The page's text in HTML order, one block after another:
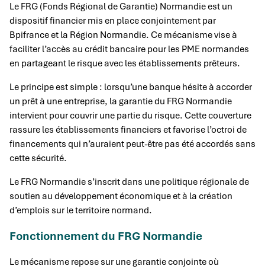
Le FRG (Fonds Régional de Garantie) Normandie est un
dispositif financier mis en place conjointement par
Bpifrance et la Région Normandie. Ce mécanisme vise à
faciliter l’accès au crédit bancaire pour les PME normandes
en partageant le risque avec les établissements prêteurs.
Le principe est simple : lorsqu’une banque hésite à accorder
un prêt à une entreprise, la garantie du FRG Normandie
intervient pour couvrir une partie du risque. Cette couverture
rassure les établissements financiers et favorise l’octroi de
financements qui n’auraient peut-être pas été accordés sans
cette sécurité.
Le FRG Normandie s’inscrit dans une politique régionale de
soutien au développement économique et à la création
d’emplois sur le territoire normand.
Fonctionnement du FRG Normandie
Le mécanisme repose sur une garantie conjointe où